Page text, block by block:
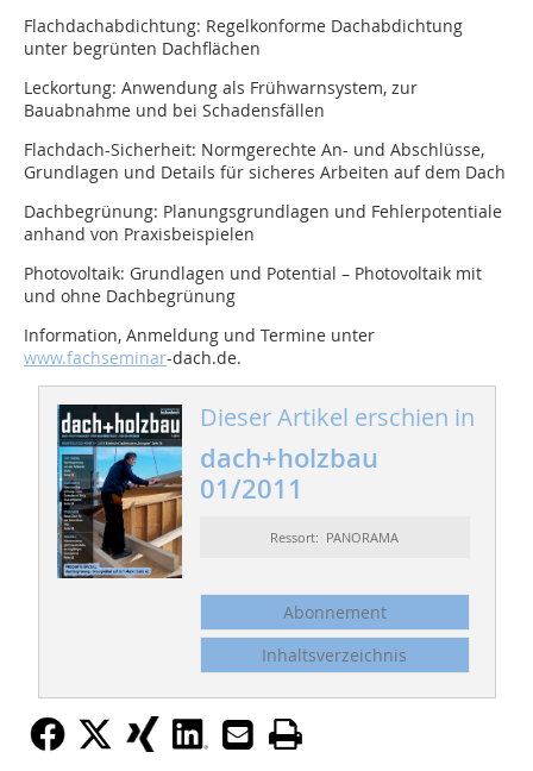
Flachdachabdichtung: Regelkonforme Dachabdichtung
unter begrünten Dachflächen
Leckortung: Anwendung als Frühwarnsystem, zur
Bauabnahme und bei Schadensfällen
Flachdach-Sicherheit: Normgerechte An- und Abschlüsse,
Grundlagen und Details für sicheres Arbeiten auf dem Dach
Dachbegrünung: Planungsgrundlagen und Fehlerpotentiale
anhand von Praxisbeispielen
Photovoltaik: Grundlagen und Potential – Photovoltaik mit
und ohne Dachbegrünung
Information, Anmeldung und Termine unter
www.fachseminar-dach.de.
Dieser Artikel erschien in
dach+holzbau
01/2011
Ressort: PANORAMA
Abonnement
Inhaltsverzeichnis